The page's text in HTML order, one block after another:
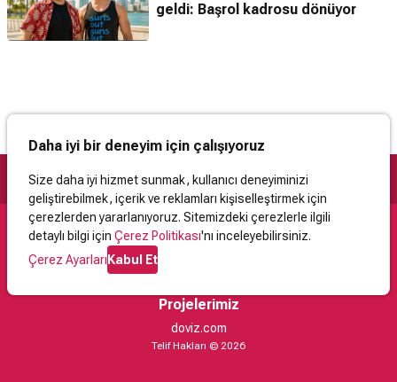
geldi: Başrol kadrosu dönüyor
Daha iyi bir deneyim için çalışıyoruz
Size daha iyi hizmet sunmak, kullanıcı deneyiminizi
geliştirebilmek, içerik ve reklamları kişiselleştirmek için
çerezlerden yararlanıyoruz. Sitemizdeki çerezlerle ilgili
detaylı bilgi için Çerez Politikası'nı inceleyebilirsiniz.
Çerez AyarlarıKabul Et
Destek
İletişimYardımKullanıcı Sözleşmesi
Projelerimiz
doviz.com
Telif Hakları © 2026